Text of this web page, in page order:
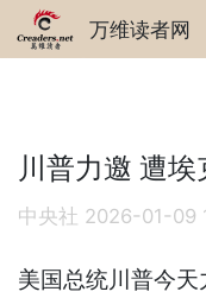
万维读者网
川普力邀 遭
中央社 2026-01-09
美国总统川普今